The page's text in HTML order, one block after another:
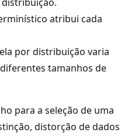
atribui cada
por distribuição varia
tamanhos de
para a seleção de uma
distorção de dados